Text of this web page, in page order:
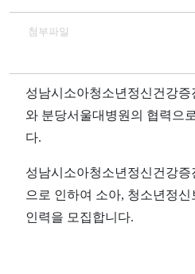
첨부파일
성남시소아청소년정신건강증
와 분당서울대병원의 협력으
다.
성남시소아청소년정신건강
으로 인하여 소아, 청소년정신
인력을 모집합니다.